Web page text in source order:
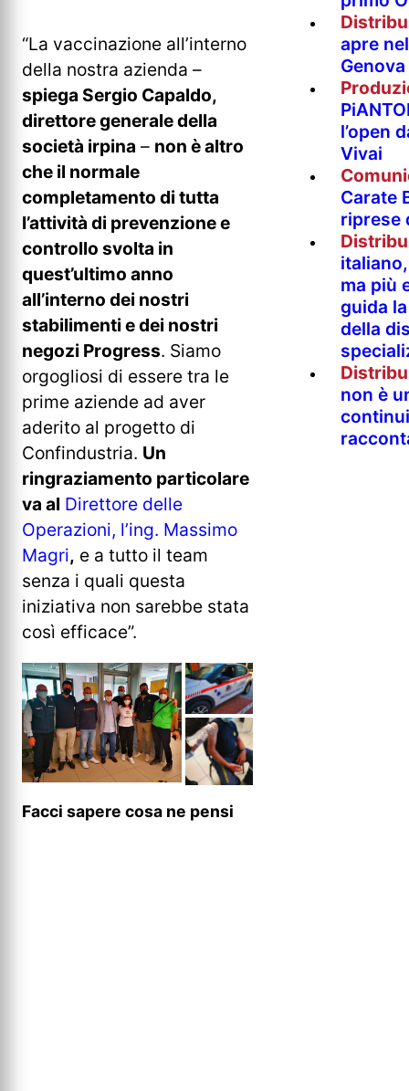
“La vaccinazione all’interno
della nostra azienda –
spiega Sergio Capaldo,
direttore generale della
società irpina – non è altro
che il normale
completamento di tutta
l’attività di prevenzione e
controllo svolta in
quest’ultimo anno
all’interno dei nostri
stabilimenti e dei nostri
negozi Progress. Siamo
orgogliosi di essere tra le
prime aziende ad aver
aderito al progetto di
Confindustria. Un
ringraziamento particolare
va al Direttore delle
Operazioni, l’ing. Massimo
Magri, e a tutto il team
senza i quali questa
iniziativa non sarebbe stata
così efficace”.
Facci sapere cosa ne pensi
apre
Genova
l’open
Vivai
Carate
riprese
ma più
guida
della
non è